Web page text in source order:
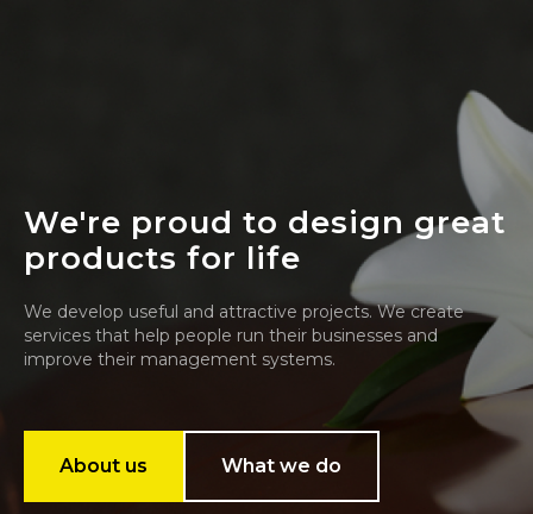
We're proud to design great
products for life
We develop useful and attractive projects. We create
services that help people run their businesses and
improve their management systems.
About us What we do